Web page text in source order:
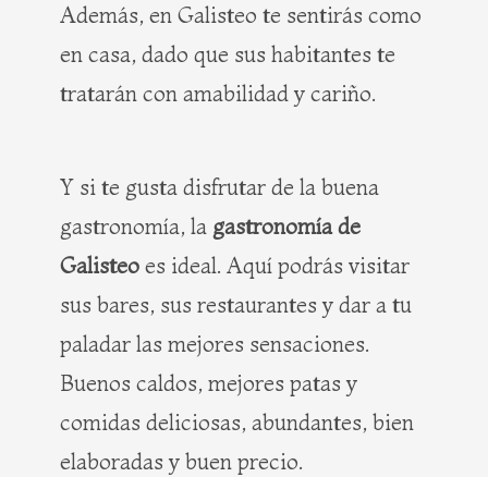
Además, en Galisteo te sentirás como
en casa, dado que sus habitantes te
tratarán con amabilidad y cariño.
Y si te gusta disfrutar de la buena
gastronomía, la gastronomía de
Galisteo es ideal. Aquí podrás visitar
sus bares, sus restaurantes y dar a tu
paladar las mejores sensaciones.
Buenos caldos, mejores patas y
comidas deliciosas, abundantes, bien
elaboradas y buen precio.